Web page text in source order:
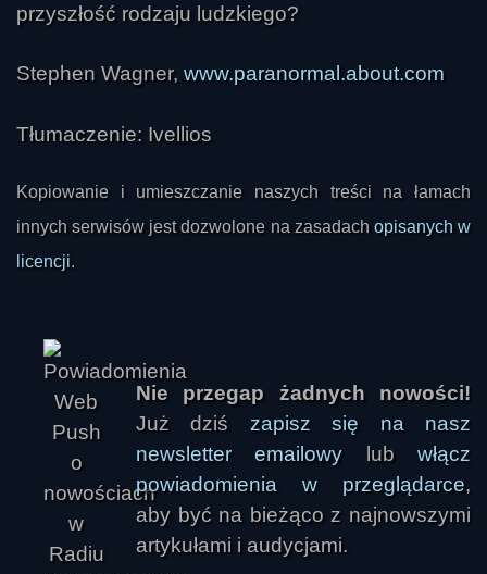
przyszłość rodzaju ludzkiego?
Stephen Wagner, www.paranormal.about.com
Tłumaczenie: Ivellios
Kopiowanie i umieszczanie naszych treści na łamach
innych serwisów jest dozwolone na zasadach opisanych w
licencji.
Nie przegap żadnych nowości!
Już dziś zapisz się na nasz
newsletter emailowy lubwłącz
powiadomienia w przeglądarce,
aby być na bieżąco z najnowszymi
artykułami i audycjami.
DoggieStyle